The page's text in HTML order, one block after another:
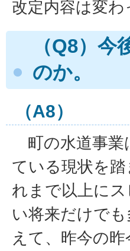
改定内容は変
（Q8）
のか。
（A8）
町の水道事業
ている現状を
れまで以上に
い将来だけで
えて、昨今の